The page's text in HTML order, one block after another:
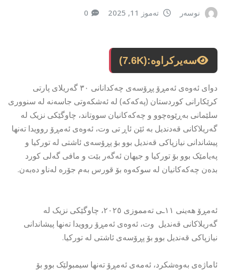
نوسەر تەموز 11, 2025 0
سەیرکراوە:(7.6K)
دوای ئەوەی ئەمڕۆ پڕۆسەی چەکدانانی ٣٠ گەریلای پارتی
کرێکارانی کوردستان (پەکەکە) لە ئەشکەوتی جاسەنە لە سنووری
سلێمانی بەڕێوەچوو و چەکەکانیان سووتاند، چاوگێکی نزیک لە
گەریلاکانی قەدندیل بە ئێن ئاڕ تی وت، ئەوەی ئەمڕۆ روویدا تەنها
پیشاندانی نیازپاکی قەندیل بوو بۆ پڕۆسەی ئاشتی لە تورکیا و
پەیامێک بوو بۆ تورکیا و جیهان ئەگەر بێت و مافی گەلی کورد
بدەن چەکەکانیان لە سوکەوە بۆ قورس بەم جۆرە لەناو دەبەن.
ئەمڕۆ هەینی ١١ـی تەمموزی ٢٠٢٥، چاوگێکی نزیک لە
گەریلاکانی قەندیل وت، ئەوەی ئەمڕۆ روویدا تەنها پیشاندانی
نیازپاکی قەندیل بوو بۆ پڕۆسەی ئاشتی لە تورکیا.
ئاماژەی بەوەشکرد، ئەمەی ئەمڕۆ تەنها سیمبولێک بوو بۆ